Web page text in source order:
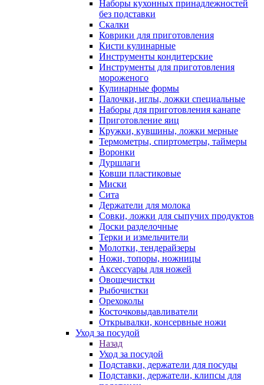
Наборы кухонных принадлежностей
без подставки
Скалки
Коврики для приготовления
Кисти кулинарные
Инструменты кондитерские
Инструменты для приготовления
мороженого
Кулинарные формы
Палочки, иглы, ложки специальные
Наборы для приготовления канапе
Приготовление яиц
Кружки, кувшины, ложки мерные
Термометры, спиртометры, таймеры
Воронки
Дуршлаги
Ковши пластиковые
Миски
Сита
Держатели для молока
Совки, ложки для сыпучих продуктов
Доски разделочные
Терки и измельчители
Молотки, тендерайзеры
Ножи, топоры, ножницы
Аксессуары для ножей
Овощечистки
Рыбочистки
Орехоколы
Косточковыдавливатели
Открывалки, консервные ножи
Уход за посудой
Назад
Уход за посудой
Подставки, держатели для посуды
Подставки, держатели, клипсы для